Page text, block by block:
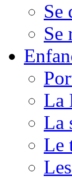
Se
Se
La
La
Le